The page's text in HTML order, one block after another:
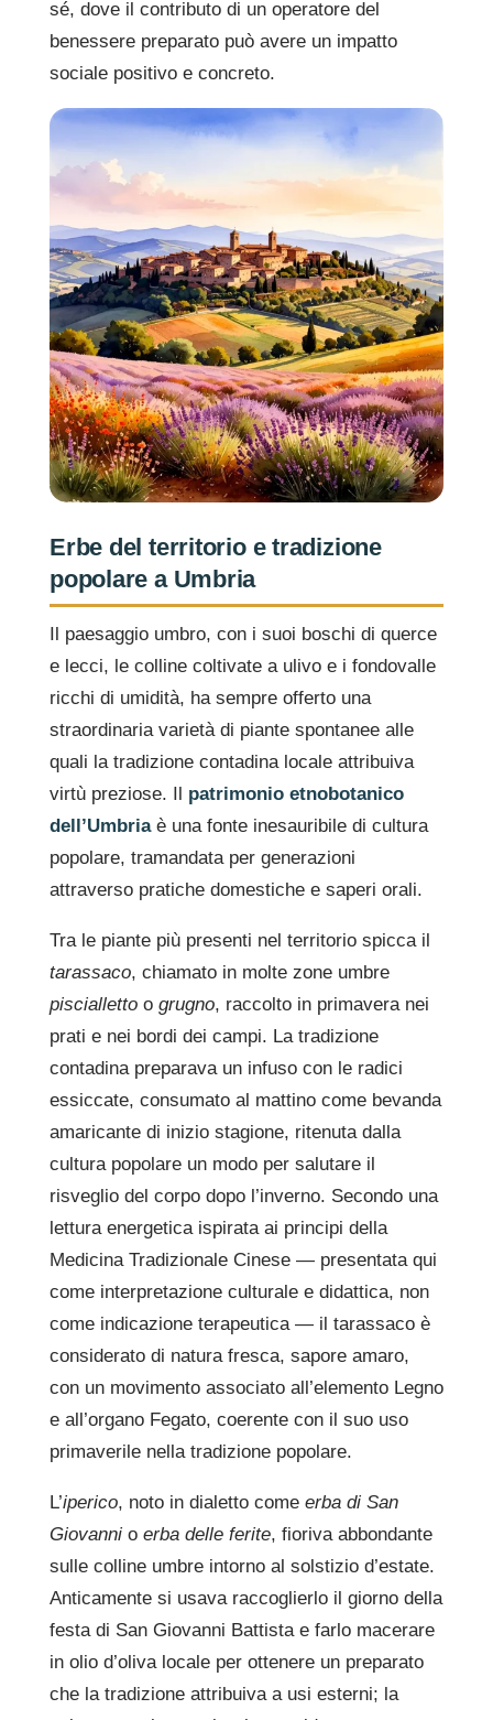
sé, dove il contributo di un operatore del
benessere preparato può avere un impatto
sociale positivo e concreto.
Erbe del territorio e tradizione
popolare a Umbria
Il paesaggio umbro, con i suoi boschi di querce
e lecci, le colline coltivate a ulivo e i fondovalle
ricchi di umidità, ha sempre offerto una
straordinaria varietà di piante spontanee alle
quali la tradizione contadina locale attribuiva
virtù preziose. Il patrimonio etnobotanico
dell’Umbriaè una fonte inesauribile di cultura
popolare, tramandata per generazioni
attraverso pratiche domestiche e saperi orali.
Tra le piante più presenti nel territorio spicca il
tarassaco, chiamato in molte zone umbre
piscialletto o grugno, raccolto in primavera nei
prati e nei bordi dei campi. La tradizione
contadina preparava un infuso con le radici
essiccate, consumato al mattino come bevanda
amaricante di inizio stagione, ritenuta dalla
cultura popolare un modo per salutare il
risveglio del corpo dopo l’inverno. Secondo una
lettura energetica ispirata ai principi della
Medicina Tradizionale Cinese — presentata qui
come interpretazione culturale e didattica, non
come indicazione terapeutica — il tarassaco è
considerato di natura fresca, sapore amaro,
con un movimento associato all’elemento Legno
e all’organo Fegato, coerente con il suo uso
primaverile nella tradizione popolare.
L’iperico, noto in dialetto come erba di San
Giovanni o erba delle ferite, fioriva abbondante
sulle colline umbre intorno al solstizio d’estate.
Anticamente si usava raccoglierlo il giorno della
festa di San Giovanni Battista e farlo macerare
in olio d’oliva locale per ottenere un preparato
che la tradizione attribuiva a usi esterni; la